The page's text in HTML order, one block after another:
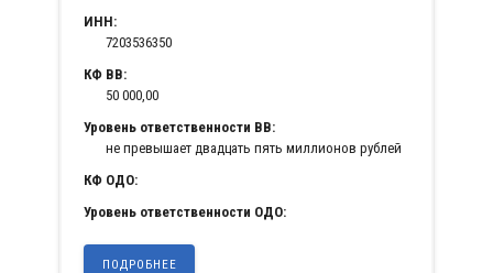
ИНН:
7203536350
КФ ВВ:
50 000,00
Уровень ответственности ВВ:
не превышает двадцать пять миллионов рублей
КФ ОДО:
Уровень ответственности ОДО:
ПОДРОБНЕЕ